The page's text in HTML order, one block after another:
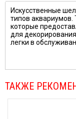
Искусственные
типов аквариумов.
которые
для
легки в
ТАКЖЕ